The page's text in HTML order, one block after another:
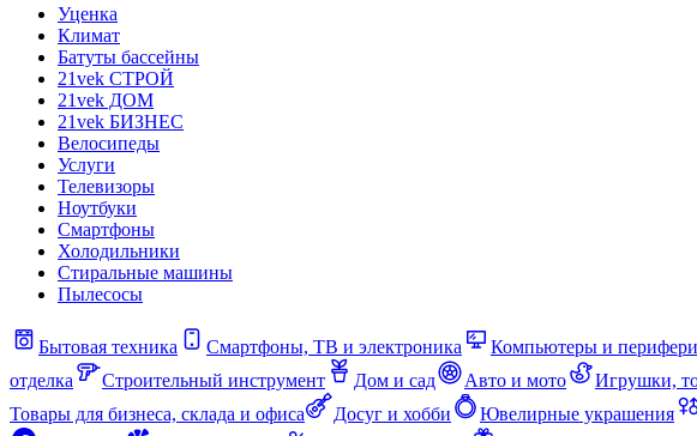
Уценка
Климат
Батуты бассейны
21vek СТРОЙ
21vek ДОМ
21vek БИЗНЕС
Велосипеды
Услуги
Телевизоры
Ноутбуки
Смартфоны
Холодильники
Стиральные машины
Пылесосы
Бытовая техника Смартфоны, ТВ и электроника Компьютеры и
отделка
Строительный инструмент Дом и сад Авто и мото Игрушки,
Товары для бизнеса, склада и офиса
Досуг и хобби Ювелирные украшения